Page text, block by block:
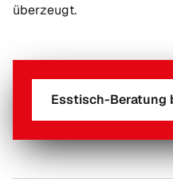
überzeugt.
Esstisch-Beratung